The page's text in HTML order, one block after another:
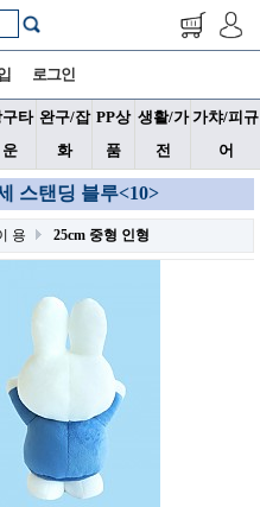
로그인
구타
운
완구/잡
화
PP상
품
생활/가
전
가챠/피규
어
스탠딩 블루<10>
용 25cm 중형 인형